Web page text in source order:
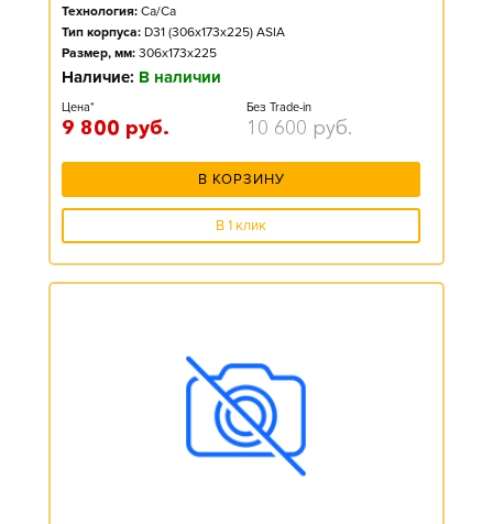
Технология: Ca/Ca
Тип корпуса: D31 (306x173x225) ASIA
Размер, мм: 306x173x225
Наличие: В наличии
Цена*
9 800 руб.
Без Trade-in
10 600 руб.
В КОРЗИНУ
В 1 клик